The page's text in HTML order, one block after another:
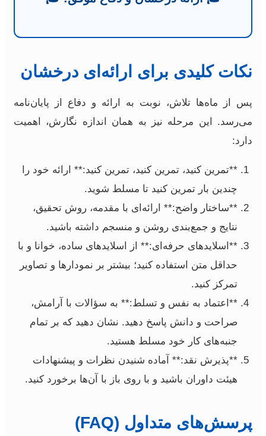
نکات کلیدی برای ارائه‌ای درخشان
پس از ماه‌ها تلاش، نوبت به ارائه و دفاع از پایان‌نامه
می‌رسد. این مرحله نیز به همان اندازه نگارش، اهمیت
دارد:
**تمرین کنید، تمرین کنید، تمرین کنید:** ارائه خود را
چندین بار تمرین کنید تا مسلط شوید.
**ساختار واضح:** ارائه‌ای با مقدمه، روش تحقیق،
نتایج و جمع‌بندی روشن و منسجم داشته باشید.
**اسلایدهای حرفه‌ای:** از اسلایدهای ساده، خوانا و با
حداقل متن استفاده کنید؛ بیشتر بر نمودارها و تصاویر
تمرکز کنید.
**اعتماد به نفس و تسلط:** به سؤالات با آرامش،
صراحت و دانش پاسخ دهید. نشان دهید که بر تمام
جنبه‌های کار خود مسلط هستید.
**پذیرش نقد:** آماده شنیدن نظرات و پیشنهادات
هیئت داوران باشید و با روی باز با آن‌ها برخورد کنید.
پرسش‌های متداول (FAQ)